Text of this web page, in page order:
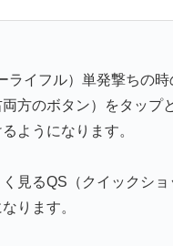
ライフル）単発撃ちの時
方のボタン）をタップ
ようになります。
見るQS（クイックショ
ります。